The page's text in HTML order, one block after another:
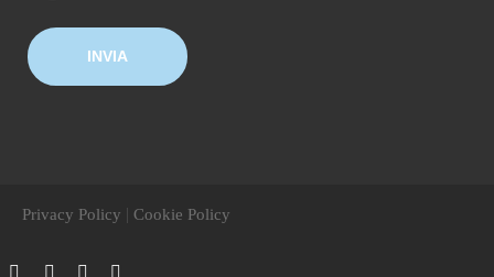
Privacy Policy | Cookie Policy